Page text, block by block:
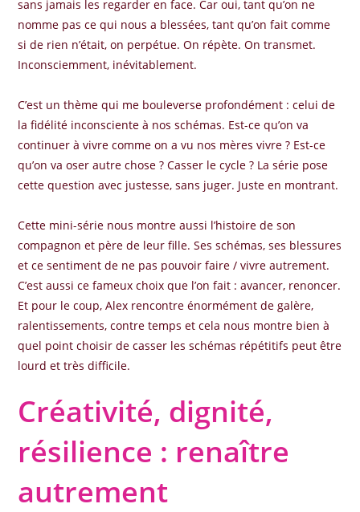
sans jamais les regarder en face. Car oui, tant qu’on ne
nomme pas ce qui nous a blessées, tant qu’on fait comme
si de rien n’était, on perpétue. On répète. On transmet.
Inconsciemment, inévitablement.
C’est un thème qui me bouleverse profondément : celui de
la fidélité inconsciente à nos schémas. Est-ce qu’on va
continuer à vivre comme on a vu nos mères vivre ? Est-ce
qu’on va oser autre chose ? Casser le cycle ? La série pose
cette question avec justesse, sans juger. Juste en montrant.
Cette mini-série nous montre aussi l’histoire de son
compagnon et père de leur fille. Ses schémas, ses blessures
et ce sentiment de ne pas pouvoir faire / vivre autrement.
C’est aussi ce fameux choix que l’on fait : avancer, renoncer.
Et pour le coup, Alex rencontre énormément de galère,
ralentissements, contre temps et cela nous montre bien à
quel point choisir de casser les schémas répétitifs peut être
lourd et très difficile.
Créativité, dignité,
résilience : renaître
autrement